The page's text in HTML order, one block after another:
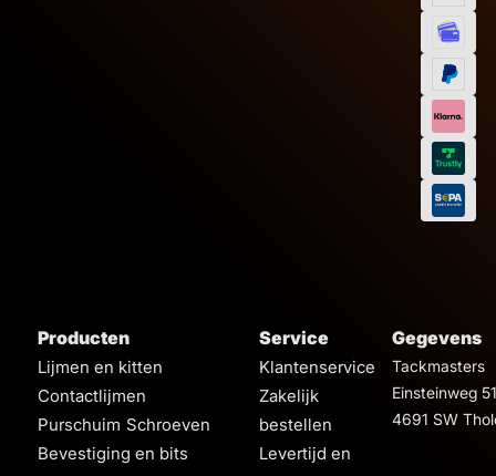
Producten
Lijmen en kitten
Contactlijmen
Purschuim Schroeven
Bevestiging en bits
Service
Klantenservice
Zakelijk
bestellen
Levertijd en
Gegevens
Tackmasters
Einsteinweg 51
4691 SW